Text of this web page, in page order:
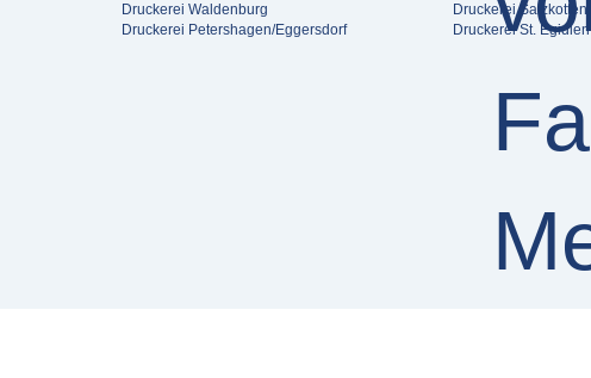
Druckerei Waldenburg
Druckerei Petershagen/Eggersdorf
Druckerei Salzkotten
Druckerei St. Egidien